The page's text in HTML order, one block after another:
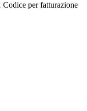
Codice per fatturazione